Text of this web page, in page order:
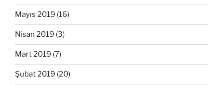
Mayıs 2019 (16)
Nisan 2019 (3)
Mart 2019 (7)
Şubat 2019 (20)